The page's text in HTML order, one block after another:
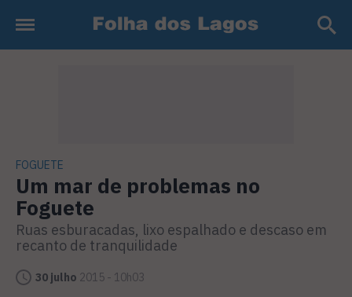
FOGUETE
Um mar de problemas no
Foguete
Ruas esburacadas, lixo espalhado e descaso em
recanto de tranquilidade
30 julho 2015 - 10h03